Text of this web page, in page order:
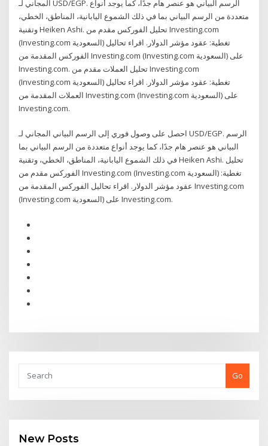
المجاني لـ USD/EGP. الرسم البياني هو عنصر هام جدًا، كما يوجد أنواع
متعددة من الرسم البياني بما في ذلك الشموع اليابانية، المناطق، الخطي،
وتقنية Heiken Ashi. تحليل الفوركس مقدم من Investing.com
(Investing.com السعودية) تغطية: عقود مؤشر الدولار. اقراء تحاليل
الفوركس المقدمة من Investing.com (Investing.com السعودية) على
Investing.com. تحليل العملات مقدم من Investing.com
(Investing.com السعودية) تغطية: عقود مؤشر الدولار. اقراء تحاليل
العملات المقدمة من Investing.com (Investing.com السعودية) على
Investing.com.
احصل على وصول فوري إلى الرسم البياني المجاني لـ USD/EGP. الرسم
البياني هو عنصر هام جدًا، كما يوجد أنواع متعددة من الرسم البياني بما
في ذلك الشموع اليابانية، المناطق، الخطي، وتقنية Heiken Ashi. تحليل
الفوركس مقدم من Investing.com (Investing.com السعودية) تغطية:
عقود مؤشر الدولار. اقراء تحاليل الفوركس المقدمة من Investing.com
(Investing.com السعودية) على Investing.com.
Go
New Posts